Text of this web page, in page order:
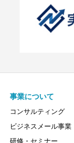
事業について
コンサルティング
ビジネスメール事業
研修・セミナー